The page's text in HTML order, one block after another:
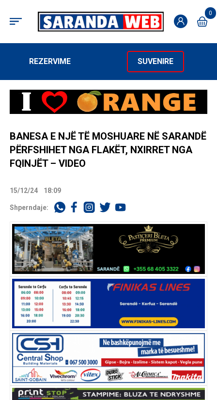
0
REZERVIME SUVENIRE
BANESA E NJË TË MOSHUARE NË SARANDË
PËRFSHIHET NGA FLAKËT, NXIRRET NGA
FQINJËT – VIDEO
15/12/24 18:09
Shperndaje: